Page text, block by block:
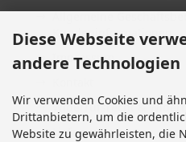
Allgemeine
Kundeninformationen
Impressum
Widerrufsrecht &
Lieferzeit
Diese Webseite
andere Technologien
Wir verwenden Cookies und
Drittanbietern, um die
Website zu gewährleisten, die